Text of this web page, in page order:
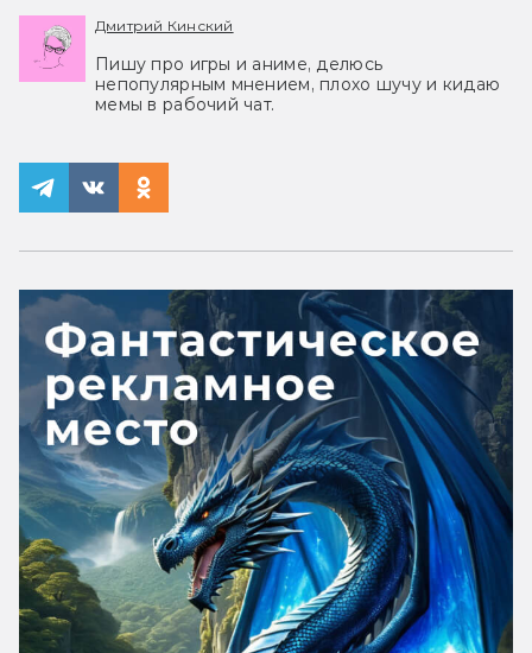
Дмитрий Кинский
Пишу про игры и аниме, делюсь
непопулярным мнением, плохо шучу и кидаю
мемы в рабочий чат.